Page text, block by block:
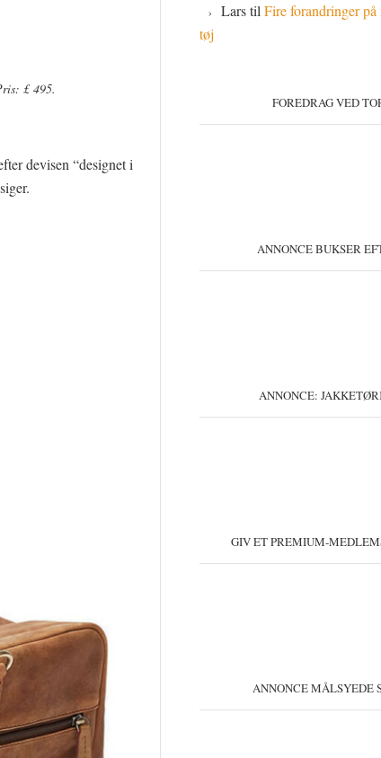
£ 495.
devisen “designet i
Larstil Fire forandringer
tøj
FOREDRAG VED
ANNONCE BUKSER
ANNONCE:
GIV ET PREMIUM-
ANNONCE MÅLSYEDE